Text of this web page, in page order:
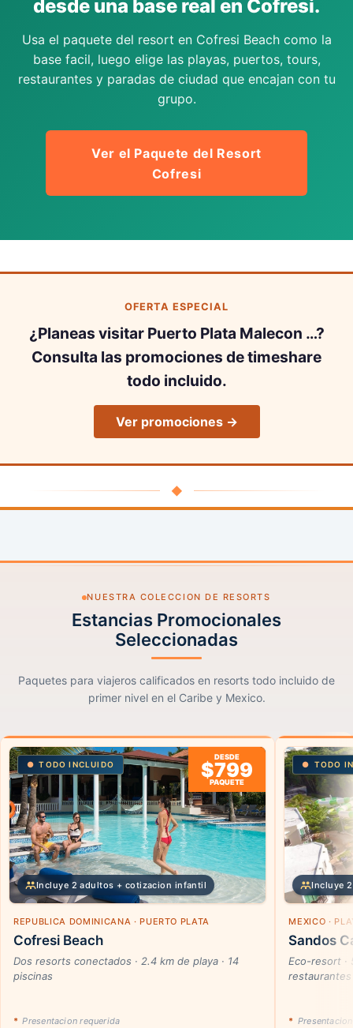
desde una base real en Cofresi.
Usa el paquete del resort en Cofresi Beach como la
base facil, luego elige las playas, puertos, tours,
restaurantes y paradas de ciudad que encajan con tu
grupo.
Ver el Paquete del Resort
Cofresi
OFERTA ESPECIAL
¿Planeas visitar Puerto Plata Malecon …?
Consulta las promociones de timeshare
todo incluido.
Ver promociones →
◆
NUESTRA COLECCION DE RESORTS
Estancias Promocionales
Seleccionadas
Paquetes para viajeros calificados en resorts todo incluido de
primer nivel en el Caribe y Mexico.
TODO INCLUIDO
DESDE
$799
PAQUETE
Incluye 2 adultos + cotizacion infantil
REPUBLICA DOMINICANA · PUERTO PLATA
Cofresi Beach
Dos resorts conectados · 2.4 km de playa · 14
piscinas
* Presentacion requerida
TODO
Incluye
MEXICO ·
Sandos
Eco-resort ·
restaurantes
*